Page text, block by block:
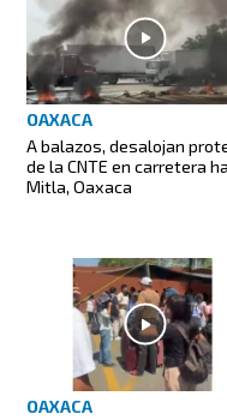
OAXACA
A balazos, desalojan
de la CNTE en carretera
Mitla, Oaxaca
OAXACA